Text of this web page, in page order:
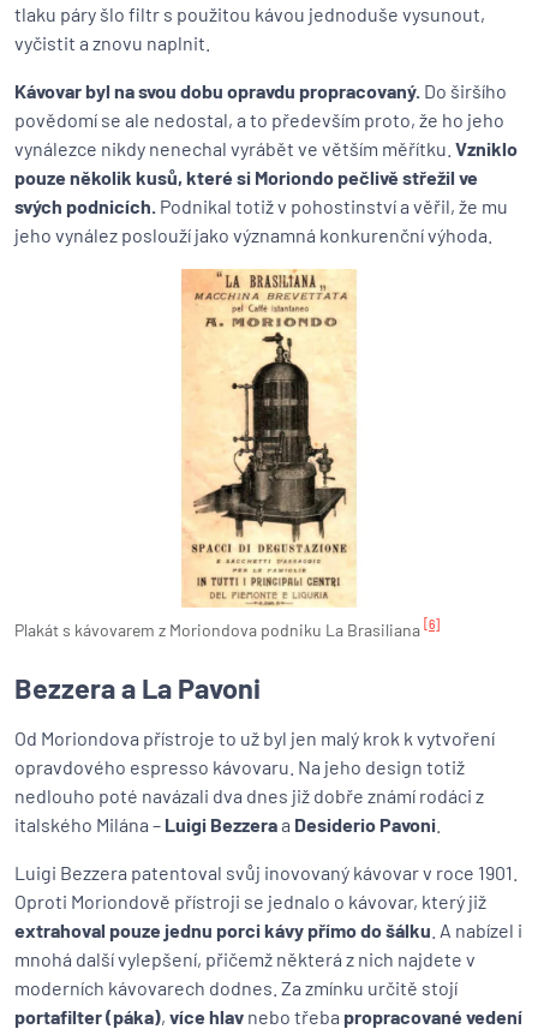
tlaku páry šlo filtr s použitou kávou jednoduše vysunout,
vyčistit a znovu naplnit.
Kávovar byl na svou dobu opravdu propracovaný. Do širšího
povědomí se ale nedostal, a to především proto, že ho jeho
vynálezce nikdy nenechal vyrábět ve větším měřítku. Vzniklo
pouze několik kusů, které si Moriondo pečlivě střežil ve
svých podnicích. Podnikal totiž v pohostinství a věřil, že mu
jeho vynález poslouží jako významná konkurenční výhoda.
Plakát s kávovarem z Moriondova podniku La Brasiliana [6]
Bezzera a La Pavoni
Od Moriondova přístroje to už byl jen malý krok k vytvoření
opravdového espresso kávovaru. Na jeho design totiž
nedlouho poté navázali dva dnes již dobře známí rodáci z
italského Milána – Luigi Bezzeraa Desiderio Pavoni
Luigi Bezzera patentoval svůj inovovaný kávovar v roce 1901.
Oproti Moriondově přístroji se jednalo o kávovar, který již
extrahoval pouze jednu porci kávy přímo do šálku . A nabízel i
mnohá další vylepšení, přičemž některá z nich najdete v
moderních kávovarech dodnes. Za zmínku určitě stojí
portafilter (páka), více hlav nebo třeba propracované vedení